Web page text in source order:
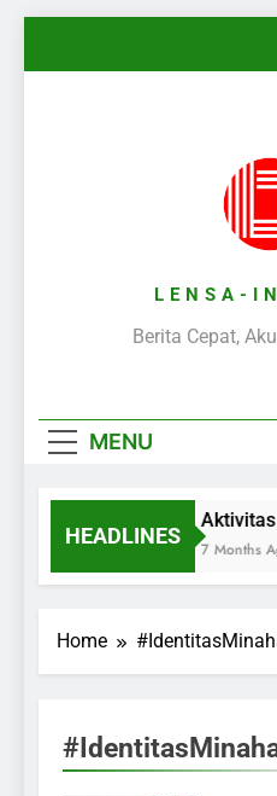
LENSA-
Berita Cepat,
MENU
HEADLINES
Aktivitas
7 Months Ago
Home